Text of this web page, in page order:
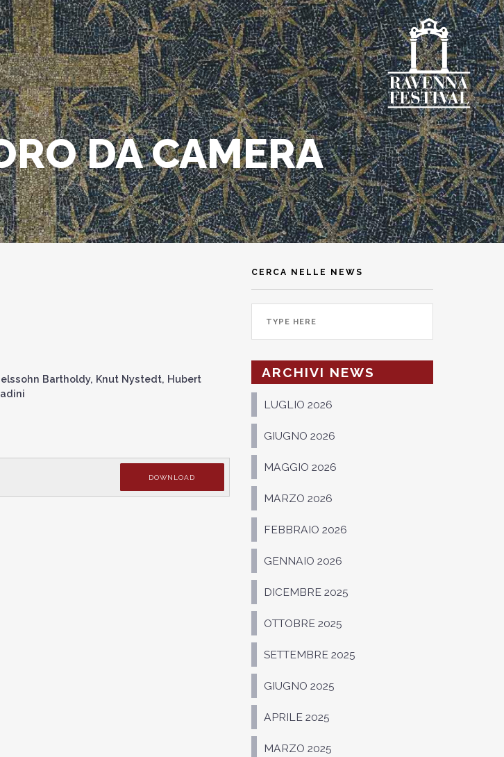
DA CAMERA
Bartholdy, Knut Nystedt, Hubert
DOWNLOAD
CERCA NELLE NEWS
ARCHIVI NEWS
LUGLIO 2026
GIUGNO 2026
MAGGIO 2026
MARZO 2026
FEBBRAIO 2026
GENNAIO 2026
DICEMBRE 2025
OTTOBRE 2025
SETTEMBRE 2025
GIUGNO 2025
APRILE 2025
MARZO 2025